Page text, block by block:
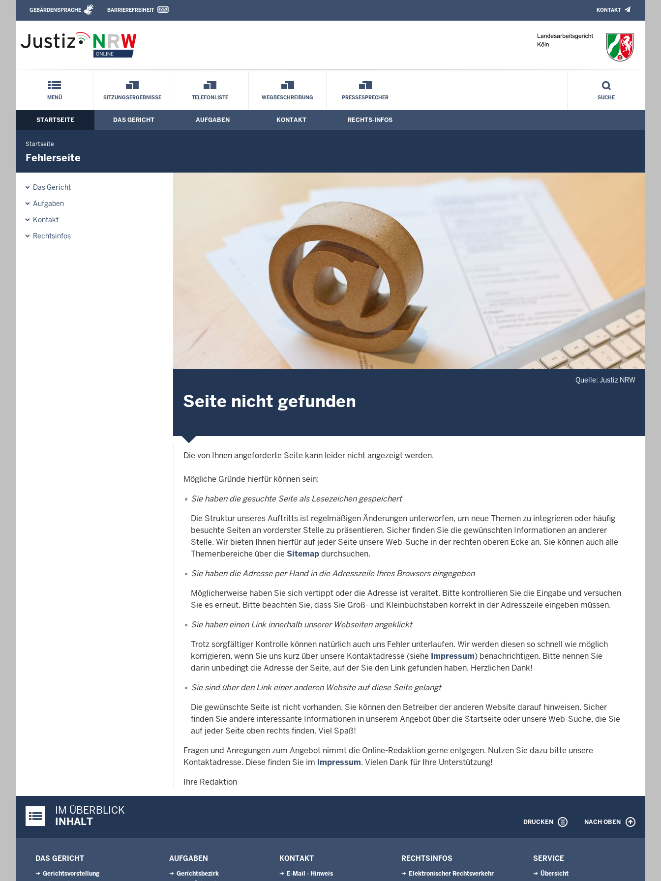
Landesarbeitsgericht Köln: Fehlerseite
Direkt zum Inhalt
Leichte Sprache, Gebärdensprachenvideo und Kontaktformular
GEBÄRDENSPRACHE BARRIEREFREIHEIT KONTAKT
Schnellnavigation mit Volltext-Suche
MENÜ SITZUNGSERGEBNISSE TELEFONLISTE WEGBESCHREIBUNG PRESSESPRECHER SUCHE
Hauptmenü: Hauptnavigation
STARTSEITE DAS GERICHT AUFGABEN KONTAKT RECHTS-INFOS
Startseite
Fehlerseite
Das Gericht
Aufgaben
Kontakt
Rechtsinfos
Quelle: Justiz NRW
Seite nicht gefunden
Die von Ihnen angeforderte Seite kann leider nicht angezeigt werden.
Mögliche Gründe hierfür können sein:
Sie haben die gesuchte Seite als Lesezeichen gespeichert
Die Struktur unseres Auftritts ist regelmäßigen Änderungen unterworfen, um neue Themen zu integrieren oder häufig
besuchte Seiten an vorderster Stelle zu präsentieren. Sicher finden Sie die gewünschten Informationen an anderer
Stelle. Wir bieten Ihnen hierfür auf jeder Seite unsere Web-Suche in der rechten oberen Ecke an. Sie können auch alle
Themenbereiche über die Sitemapdurchsuchen.
Sie haben die Adresse per Hand in die Adresszeile Ihres Browsers eingegeben
Möglicherweise haben Sie sich vertippt oder die Adresse ist veraltet. Bitte kontrollieren Sie die Eingabe und versuchen
Sie es erneut. Bitte beachten Sie, dass Sie Groß- und Kleinbuchstaben korrekt in der Adresszeile eingeben müssen.
Sie haben einen Link innerhalb unserer Webseiten angeklickt
Trotz sorgfältiger Kontrolle können natürlich auch uns Fehler unterlaufen. Wir werden diesen so schnell wie möglich
korrigieren, wenn Sie uns kurz über unsere Kontaktadresse (siehe Impressum) benachrichtigen. Bitte nennen Sie
darin unbedingt die Adresse der Seite, auf der Sie den Link gefunden haben. Herzlichen Dank!
Sie sind über den Link einer anderen Website auf diese Seite gelangt
Die gewünschte Seite ist nicht vorhanden. Sie können den Betreiber der anderen Website darauf hinweisen. Sicher
finden Sie andere interessante Informationen in unserem Angebot über die Startseite oder unsere Web-Suche, die Sie
auf jeder Seite oben rechts finden. Viel Spaß!
Fragen und Anregungen zum Angebot nimmt die Online-Redaktion gerne entgegen. Nutzen Sie dazu bitte unsere
Kontaktadresse. Diese finden Sie im Impressum. Vielen Dank für Ihre Unterstützung!
Ihre Redaktion
Justiz-Portal im Überblick:
IM ÜBERBLICK
INHALT
DRUCKEN NACH OBEN
DAS GERICHT
Gerichtsvorstellung
AUFGABEN
Gerichtsbezirk
KONTAKT
E-Mail - Hinweis
RECHTSINFOS
Elektronischer Rechtsverkehr
SERVICE
Übersicht